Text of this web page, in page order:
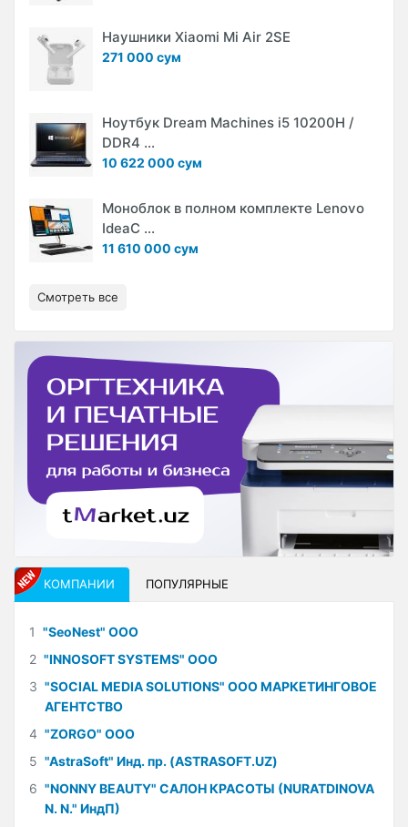
Наушники Xiaomi Mi Air 2SE
271 000 сум
Ноутбук Dream Machines i5 10200H /
DDR4 ...
10 622 000 сум
Моноблок в полном комплекте Lenovo
IdeaC ...
11 610 000 сум
Смотреть все
КОМПАНИИ ПОПУЛЯРНЫЕ
1 "SeoNest" ООО
2 "INNOSOFT SYSTEMS" ООО
3 "SOCIAL MEDIA SOLUTIONS" ООО МАРКЕТИНГОВОЕ
АГЕНТСТВО
4 "ZORGO" ООО
5 "AstraSoft" Инд. пр. (ASTRASOFT.UZ)
6 "NONNY BEAUTY" САЛОН КРАСОТЫ (NURATDINOVA
N. N." ИндП)